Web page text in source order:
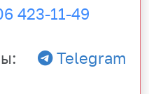
423-11-49
Telegram